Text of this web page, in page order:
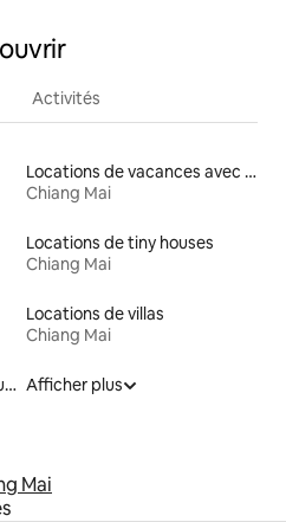
Activités
Locations de vacances avec piscine
Chiang Mai
Locations de tiny houses
Chiang Mai
Locations de villas
Chiang Mai
Locations de gîtes écologiques Afficher plus
Mai